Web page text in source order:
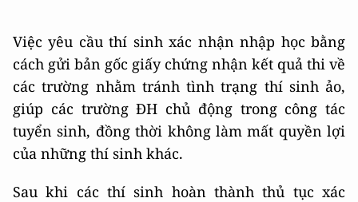
Việc yêu cầu thí sinh xác nhận nhập học bằng
cách gửi bản gốc giấy chứng nhận kết quả thi về
các trường nhằm tránh tình trạng thí sinh ảo,
giúp các trường ĐH chủ động trong công tác
tuyển sinh, đồng thời không làm mất quyền lợi
của những thí sinh khác.
Sau khi các thí sinh hoàn thành thủ tục xác